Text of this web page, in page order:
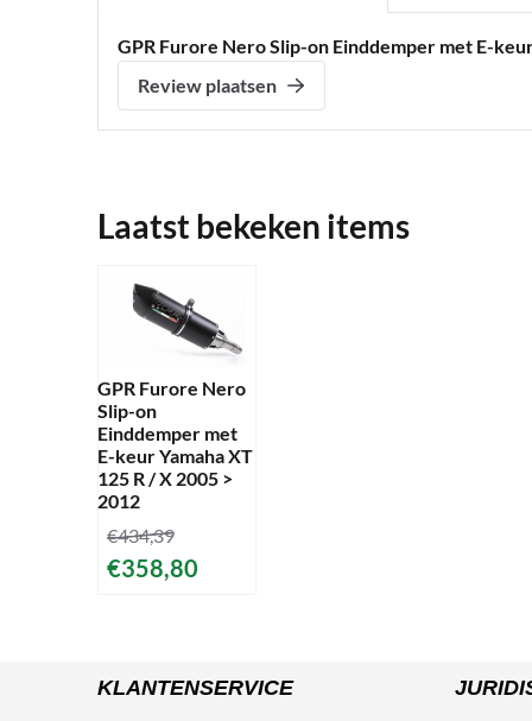
GPR Furore Nero Slip-on Einddemper met E-
Review plaatsen
Laatst bekeken items
GPR Furore Nero
Slip-on
Einddemper met
E-keur Yamaha XT
125 R / X 2005 >
2012
€434,39
€358,80
KLANTENSERVICE